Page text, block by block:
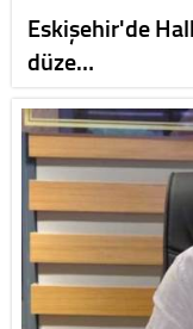
Eskişehir'de
düze…